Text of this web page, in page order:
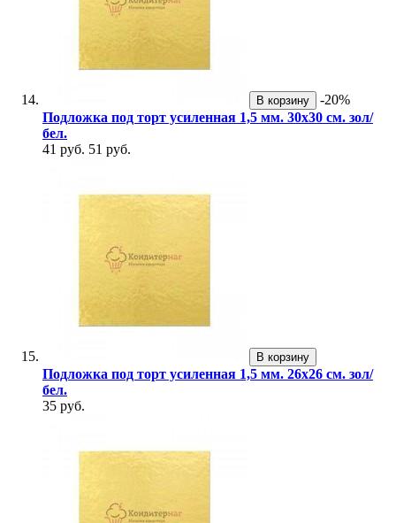
В корзину
-20%
Подложка под торт усиленная 1,5 мм. 30х30 см. зол/
бел.
41 руб. 51 руб.
В корзину
Подложка под торт усиленная 1,5 мм. 26х26 см. зол/
бел.
35 руб.